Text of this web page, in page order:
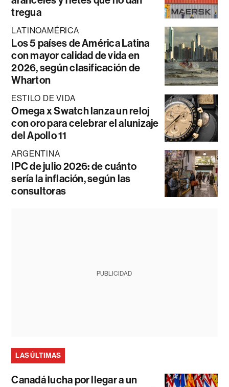
tregua
LATINOAMÉRICA
Los 5 países de América Latina
con mayor calidad de vida en
2026, según clasificación de
Wharton
ESTILO DE VIDA
Omega x Swatch lanza un reloj
con oro para celebrar el alunizaje
del Apollo 11
ARGENTINA
IPC de julio 2026: de cuánto
sería la inflación, según las
consultoras
PUBLICIDAD
LAS ÚLTIMAS
Canadá lucha por llegar a un